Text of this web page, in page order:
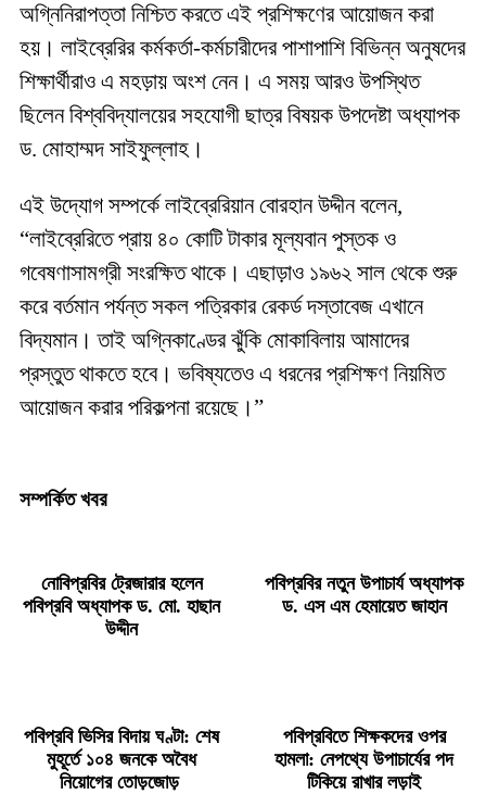
অগ্নিনিরাপত্তা নিশ্চিত করতে এই প্রশিক্ষণের আয়োজন করা
হয়। লাইব্রেরির কর্মকর্তা-কর্মচারীদের পাশাপাশি বিভিন্ন অনুষদের
শিক্ষার্থীরাও এ মহড়ায় অংশ নেন। এ সময় আরও উপস্থিত
ছিলেন বিশ্ববিদ্যালয়ের সহযোগী ছাত্র বিষয়ক উপদেষ্টা অধ্যাপক
ড. মোহাম্মদ সাইফুল্লাহ।
এই উদ্যোগ সম্পর্কে লাইব্রেরিয়ান বোরহান উদ্দীন বলেন,
“লাইব্রেরিতে প্রায় ৪০ কোটি টাকার মূল্যবান পুস্তক ও
গবেষণাসামগ্রী সংরক্ষিত থাকে। এছাড়াও ১৯৬২ সাল থেকে শুরু
করে বর্তমান পর্যন্ত সকল পত্রিকার রেকর্ড দস্তাবেজ এখানে
বিদ্যমান। তাই অগ্নিকাণ্ডের ঝুঁকি মোকাবিলায় আমাদের
প্রস্তুত থাকতে হবে। ভবিষ্যতেও এ ধরনের প্রশিক্ষণ নিয়মিত
আয়োজন করার পরিকল্পনা রয়েছে।”
সম্পর্কিত খবর
নোবিপ্রবির ট্রেজারার হলেন
পবিপ্রবি অধ্যাপক ড. মো. হাছান
উদ্দীন
পবিপ্রবির নতুন উপাচার্য অধ্যাপক
ড. এস এম হেমায়েত জাহান
পবিপ্রবি ভিসির বিদায় ঘণ্টা: শেষ
মুহূর্তে ১০৪ জনকে অবৈধ
নিয়োগের তোড়জোড়
পবিপ্রবিতে শিক্ষকদের ওপর
হামলা: নেপথ্যে উপাচার্যের পদ
টিকিয়ে রাখার লড়াই